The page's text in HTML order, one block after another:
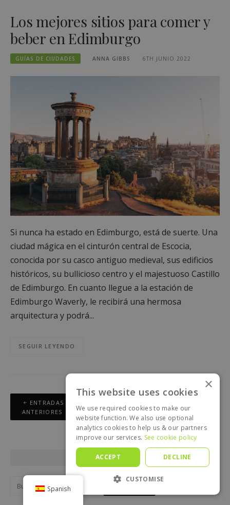
Los mejores sitios para comer y
beber en Edimburgo
GUÍAS DE CIUDADES ANNA GIBBS 6TH JUNIO 2022
Si nunca ha estado en Edimburgo, está de suerte. Una
ciudad mágica en el cinturón central de Escocia,
conocida por su casco antiguo medieval, sus edificios
históricos, su bullicioso centro y el majestuoso Castillo
de Edimburgo. En cuanto llegue a la estación de
Edimburgo Waverly, le recibirá una hermosa
arquitectura y podrá...
SEGUIR LEYENDO
Navegación
de
ENTRADAS
ANTERIORES
BUSCAR EN EL BLOG
Buscar:
Spanish
×
This website uses cookies
We use required cookies to make our
website function. We also use optional
analytics cookies to help us & our partners
improve our services. See cookie policy
ACCEPT DECLINE
CUSTOMISE